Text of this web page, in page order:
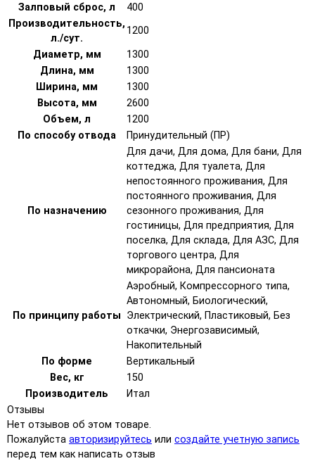
Залповый сброс, л
400
Производительность,
л./сут.
1200
Диаметр, мм
1300
Длина, мм
1300
Ширина, мм
1300
Высота, мм
2600
Объем, л
1200
По способу отвода
Принудительный (ПР)
По назначению
Для дачи, Для дома, Для бани, Для
коттеджа, Для туалета, Для
непостоянного проживания, Для
постоянного проживания, Для
сезонного проживания, Для
гостиницы, Для предприятия, Для
поселка, Для склада, Для АЗС, Для
торгового центра, Для
микрорайона, Для пансионата
По принципу работы
Аэробный, Компрессорного типа,
Автономный, Биологический,
Электрический, Пластиковый, Без
откачки, Энергозависимый,
Накопительный
По форме
Вертикальный
Вес, кг
150
Производитель
Итал
Отзывы
Нет отзывов об этом товаре.
Пожалуйста авторизируйтесь или создайте учетную запись
перед тем как написать отзыв